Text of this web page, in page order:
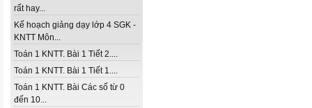
rất hay...
Kế hoạch giảng dạy lớp 4 SGK -
KNTT Môn...
Toán 1 KNTT. Bài 1 Tiết 2....
Toán 1 KNTT. Bài 1 Tiết 1....
Toán 1 KNTT. Bài Các số từ 0
đến 10...